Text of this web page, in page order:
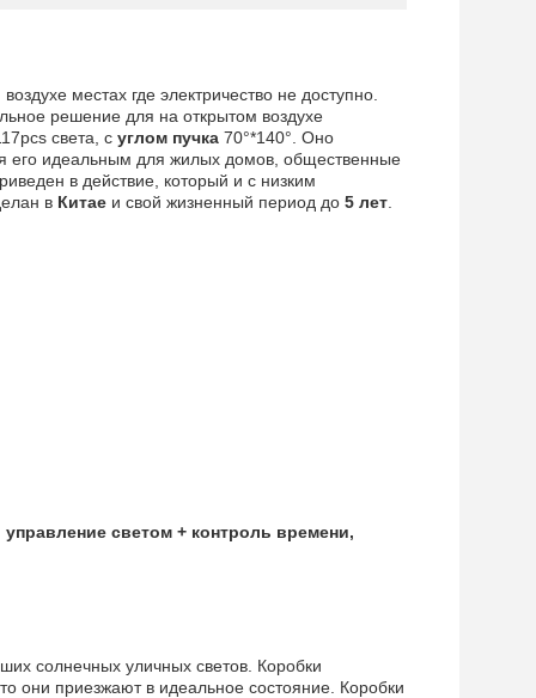
местах где электричество не доступно.
решение для на открытом воздухе
света, с углом пучка 70°*140°. Оно
его идеальным для жилых домов, общественные
в действие, который и с низким
в Китае и свой жизненный период до 5 лет
светом + контроль времени,
солнечных уличных светов. Коробки
они приезжают в идеальное состояние. Коробки